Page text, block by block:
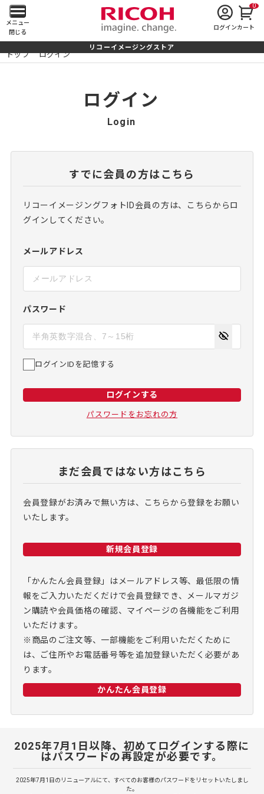
メ
イ
ン
を
開
メニュー
閉じる
ログイン
0
カート
リコーイメージングストア
トップ ログイン
ログイン
Login
すでに会員の方はこちら
リコーイメージングフォトID会員の方は、こちらからロ
グインしてください。
メールアドレス
パスワード
ログインIDを記憶する
ログインする
パスワードをお忘れの方
まだ会員ではない方はこちら
会員登録がお済みで無い方は、こちらから登録をお願い
いたします。
新規会員登録
「かんたん会員登録」はメールアドレス等、最低限の情
報をご入力いただくだけで会員登録でき、メールマガジ
ン購読や会員価格の確認、マイページの各機能をご利用
いただけます。
※商品のご注文等、一部機能をご利用いただくために
は、ご住所やお電話番号等を追加登録いただく必要があ
ります。
かんたん会員登録
2025年7月1日以降、初めてログインする際に
はパスワードの再設定が必要です。
2025年7月1日のリニューアルにて、すべてのお客様のパスワードをリセットいたしまし
た。